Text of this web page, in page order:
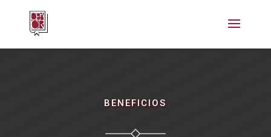
BENEFICIOS